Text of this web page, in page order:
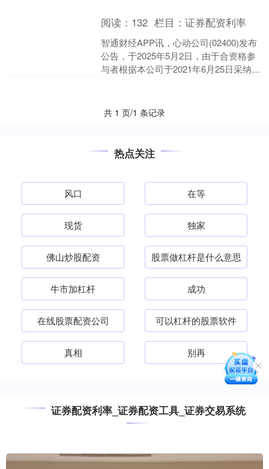
阅读： 132 栏目：证券配资利率
智通财经APP讯，心动公司(02400)发布
公告，于2025年5月2日，由于合资格参
与者根据本公司于2021年6月25日采纳的
共 1 页/1 条记录
热点关注
风口 在等
现货 独家
佛山炒股配资 股票做杠杆是什么意思
牛市加杠杆 成功
在线股票配资公司 可以杠杆的股票软件
真相 别再
证券配资利率_证券配资工具_证券交易系统